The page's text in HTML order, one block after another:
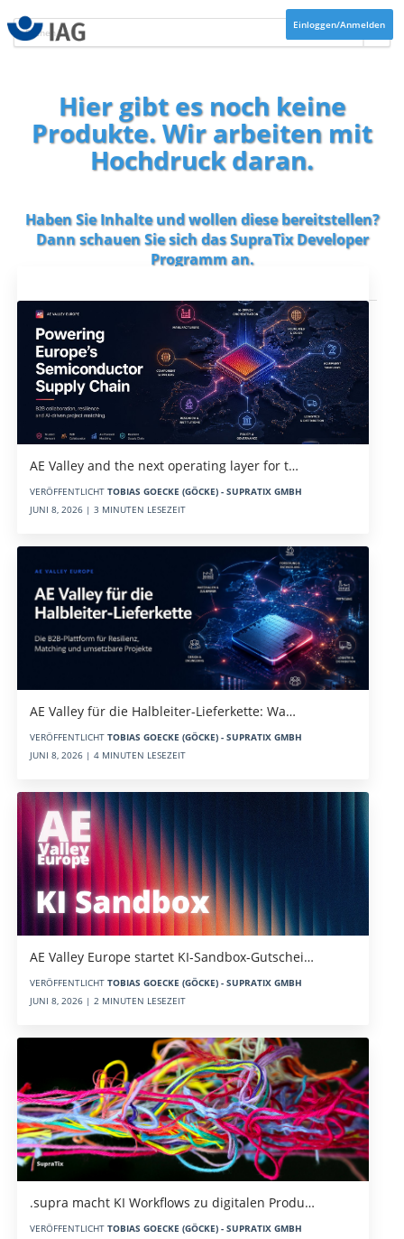
Einloggen/Anmelden
Hier gibt es noch keine
Produkte. Wir arbeiten mit
Hochdruck daran.
Haben Sie Inhalte und wollen diese bereitstellen?
Dann schauen Sie sich dasSupraTix Developer
Programman.
AE Valley and the next operating layer for t…
VERÖFFENTLICHT TOBIAS GOECKE (GÖCKE) - SUPRATIX GMBH
JUNI 8, 2026 | 3 MINUTEN LESEZEIT
AE Valley für die Halbleiter-Lieferkette: Wa…
VERÖFFENTLICHT TOBIAS GOECKE (GÖCKE) - SUPRATIX GMBH
JUNI 8, 2026 | 4 MINUTEN LESEZEIT
AE Valley Europe startet KI-Sandbox-Gutschei…
VERÖFFENTLICHT TOBIAS GOECKE (GÖCKE) - SUPRATIX GMBH
JUNI 8, 2026 | 2 MINUTEN LESEZEIT
.supra macht KI Workflows zu digitalen Produ…
VERÖFFENTLICHT TOBIAS GOECKE (GÖCKE) - SUPRATIX GMBH